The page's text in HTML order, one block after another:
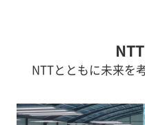
NTTとともに未来を